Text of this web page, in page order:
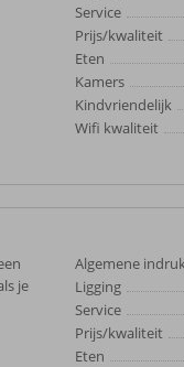
Service
Prijs/kwaliteit
Eten
Kamers
Kindvriendelijk
Wifi kwaliteit
je
Algemene
Ligging
Service
Prijs/kwaliteit
Eten